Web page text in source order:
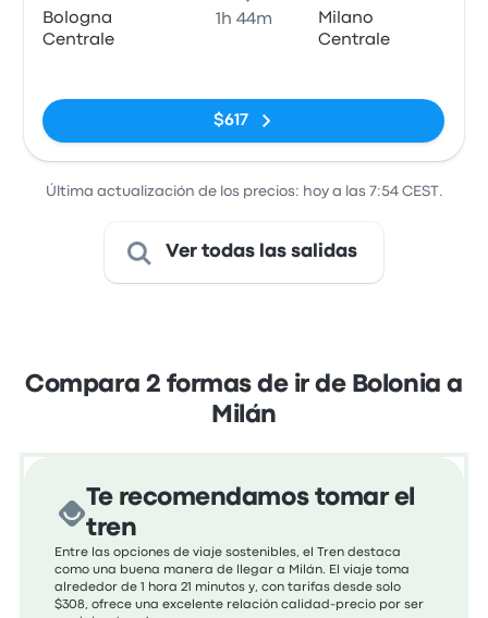
Bologna
Centrale
1h 44m
Milano
Centrale
$617
Última actualización de los precios: hoy a las 7:54 CEST.
Ver todas las salidas
Compara 2 formas de ir de Bolonia a
Milán
Te recomendamos tomar el
tren
Entre las opciones de viaje sostenibles, el Tren destaca
como una buena manera de llegar a Milán. El viaje toma
alrededor de 1 hora 21 minutos y, con tarifas desde solo
$308, ofrece una excelente relación calidad-precio por ser